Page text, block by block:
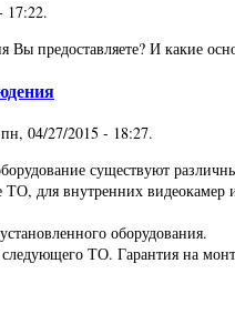
17:22.
предоставляете? И какие
пн, 04/27/2015 - 18:27.
существуют
для внутренних
оборудования.
ТО. Гарантия на